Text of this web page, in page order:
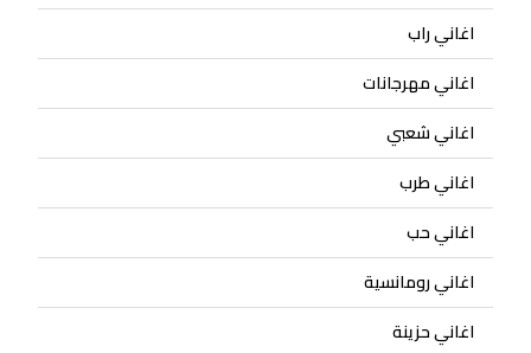
اغاني راب
اغاني مهرجانات
اغاني شعبي
اغاني طرب
اغاني حب
اغاني رومانسية
اغاني حزينة